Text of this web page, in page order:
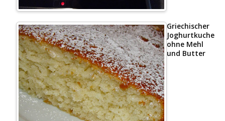
Griechischer
Joghurtkuchen
ohne Mehl
und Butter